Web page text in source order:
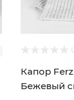
Капор
Бежевый